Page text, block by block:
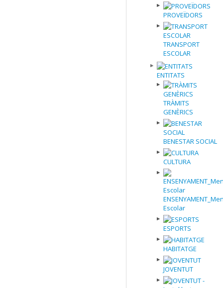
PROVEÏDORS
TRANSPORT
ESCOLAR
ENTITATS
TRÀMITS
GENÈRICS
BENESTAR SOCIAL
CULTURA
Escolar
ESPORTS
HABITATGE
JOVENTUT